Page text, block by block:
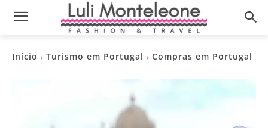
Início Turismo em Portugal Compras em Portugal